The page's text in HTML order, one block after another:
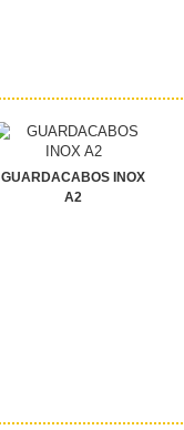
GUARDACABOS INOX
A2